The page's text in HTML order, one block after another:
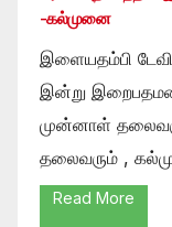
-கல்முனை
இளையதம்பி
இன்று
முன்னாள்
தலைவரும் ,
Read More